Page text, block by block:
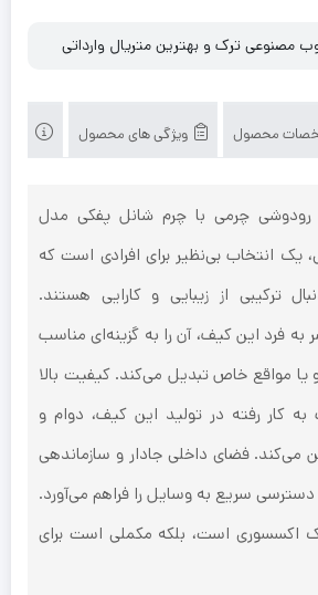
مصنوعی ترک و بهترین متریال وارداتی
محصول ویژگی های محصول
چرمی با چرم شانل پفکی مدل
یک انتخاب بی‌نظیر برای افرادی است که
ترکیبی از زیبایی و کارایی هستند.
فرد این کیف، آن را به گزینه‌ای مناسب
و یا مواقع خاص تبدیل می‌کند. کیفیت بالا
به کار رفته در تولید این کیف، دوام و
می‌کند. فضای داخلی جادار و سازماندهی
دسترسی سریع به وسایل را فراهم می‌آورد.
اکسسوری است، بلکه مکملی است برای